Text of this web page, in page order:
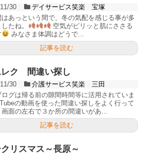
30
デイサービス笑楽 宝塚
あっという間で、冬の気配を感じる事が多
たね。
空気がピリッと肌にささる
みなさま体調はどうで...
記事を読む
レク 間違い探し
30
介護サービス笑楽 三田
グは帰る前の隙間時間等に活用されていま
の動画を使った間違い探しをよく行って
画面の左右で３か所の間違いがあ...
記事を読む
リスマス～長原～